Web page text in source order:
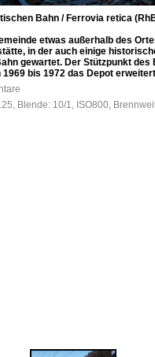
Bahn / Ferrovia retica
etwas außerhalb des
in der auch einige
gewartet. Der Stützpunkt
bis 1972 das Depot
Blende: 10/1, ISO800,